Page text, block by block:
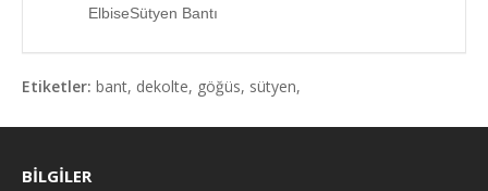
ElbiseSütyen Bantı
Etiketler: bant, dekolte, göğüs, sütyen,
BILGILER